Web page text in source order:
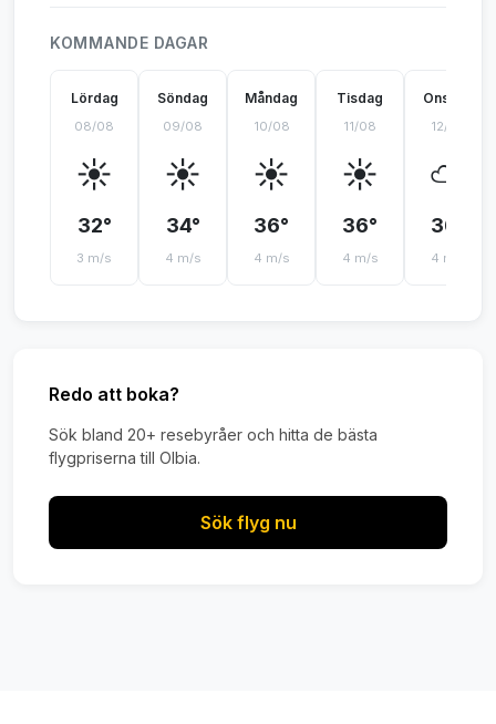
KOMMANDE DAGAR
Lördag
08/08
☀️
32°
3 m/s
Söndag
09/08
☀️
34°
4 m/s
Måndag
10/08
☀️
36°
4 m/s
Tisdag
11/08
☀️
36°
4 m/s
Onsdag
12/08
⛅
36°
4 m/s
Redo att boka?
Sök bland 20+ resebyråer och hitta de bästa
flygpriserna till Olbia.
Sök flyg nu